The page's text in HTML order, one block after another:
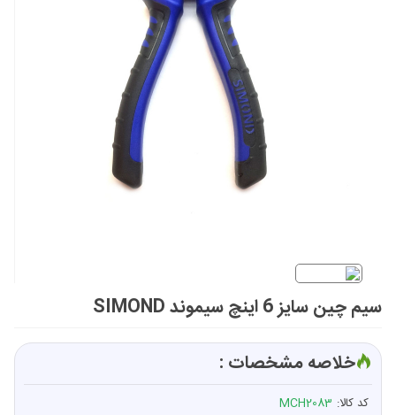
سیم چین سایز 6 اینچ سیموند SIMOND
خلاصه مشخصات :
کد کالا: MCH2083